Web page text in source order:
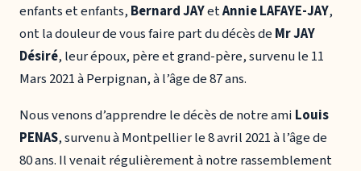
enfants et enfants, Bernard JAYetAnnie LAFAYE-JAY,
ont la douleur de vous faire part du décès de Mr JAY
Désiré, leur époux, père et grand-père, survenu le 11
Mars 2021 à Perpignan, à l’âge de 87 ans.
Nous venons d’apprendre le décès de notre ami Louis
PENAS, survenu à Montpellier le 8 avril 2021 à l’âge de
80 ans. Il venait régulièrement à notre rassemblement